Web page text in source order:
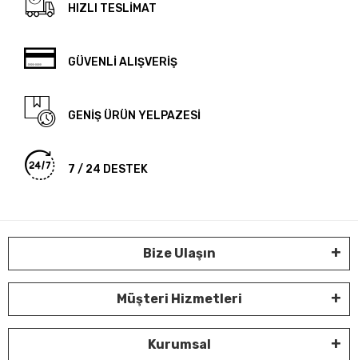
HIZLI TESLİMAT
GÜVENLİ ALIŞVERİŞ
GENİŞ ÜRÜN YELPAZESİ
7 / 24 DESTEK
Bize Ulaşın
Müşteri Hizmetleri
Kurumsal